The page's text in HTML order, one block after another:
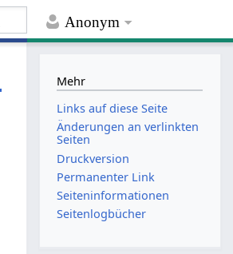
Anonym
Mehr
Links auf diese Seite
Änderungen an verlinkten
Seiten
Druckversion
Permanenter Link
Seiten­­informationen
Seitenlogbücher